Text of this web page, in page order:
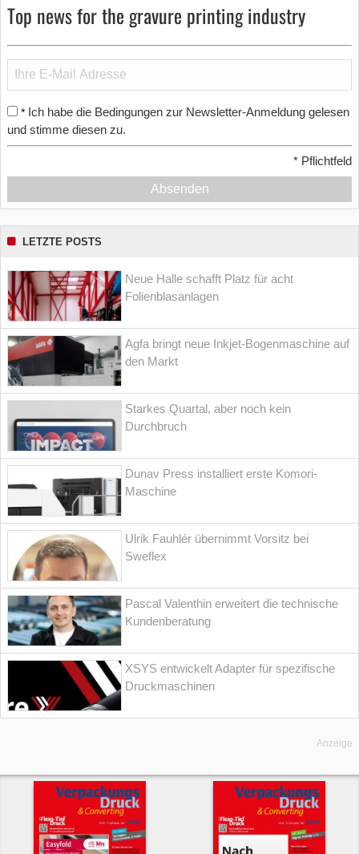
Top news for the gravure printing industry
* Ich habe die Bedingungen zur Newsletter-Anmeldung gelesen
und stimme diesen zu.
* Pflichtfeld
Absenden
LETZTE POSTS
Neue Halle schafft Platz für acht
Folienblasanlagen
Agfa bringt neue Inkjet-Bogenmaschine auf
den Markt
Starkes Quartal, aber noch kein
Durchbruch
Dunav Press installiert erste Komori-
Maschine
Ulrik Fauhlér übernimmt Vorsitz bei
Sweflex
Pascal Valenthin erweitert die technische
Kundenberatung
XSYS entwickelt Adapter für spezifische
Druckmaschinen
Anzeige